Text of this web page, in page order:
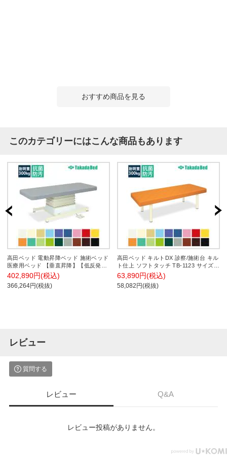
おすすめ商品を見る
このカテゴリーにはこんな商品もあります
高田ベッド 電動昇降ベッド 施術ベッド
医療用ベッド 【垂直昇降】【低反発】
垂直電動SLタイプ(無孔) TB-511
402,890円(税込)
366,264円(税抜)
高田ベッド キルトDX 診察/施術台 キル
ト仕上 ソフトタッチ TB-1123 サイズ/
カラー(18色)選択可能
63,890円(税込)
58,082円(税抜)
レビュー
質問する
レビュー Q&A
レビュー投稿がありません。